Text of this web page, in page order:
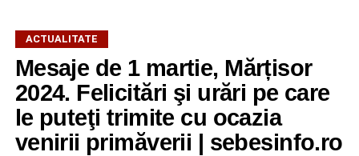
ACTUALITATE
Mesaje de 1 martie, Mărțisor
2024. Felicitări şi urări pe care
le puteţi trimite cu ocazia
venirii primăverii | sebesinfo.ro